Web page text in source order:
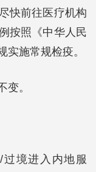
快前往医疗机构
按照《中华人民
施常规检疫。
变。
境进入内地服